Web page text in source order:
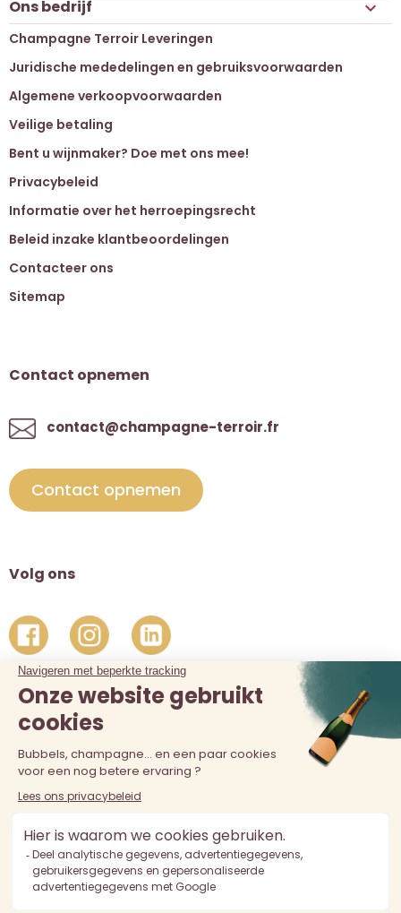
Ons bedrijf 
Champagne Terroir Leveringen
Juridische mededelingen en gebruiksvoorwaarden
Algemene verkoopvoorwaarden
Veilige betaling
Bent u wijnmaker? Doe met ons mee!
Privacybeleid
Informatie over het herroepingsrecht
Beleid inzake klantbeoordelingen
Contacteer ons
Sitemap
Contact opnemen
contact@champagne-terroir.fr
Contact opnemen
Volg ons
De verkoop van alcohol aan personen jonger dan 18 jaar is
verboden. Alcoholmisbruik is schadelijk voor de gezondheid.